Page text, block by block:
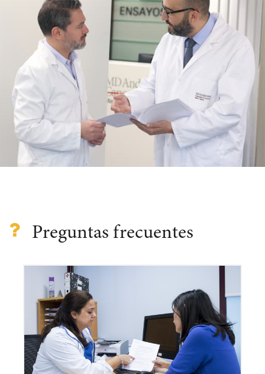
Preguntas frecuentes